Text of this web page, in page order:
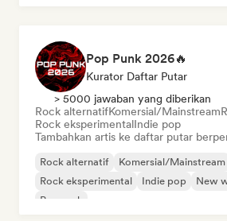
Pop Punk 2026🔥
Kurator Daftar Putar
> 5000 jawaban yang diberikan
Rock alternatifKomersial/Mainstream
Rock eksperimentalIndie pop
Tambahkan artis ke daftar putar
Rock alternatif Komersial/Mainstream
Rock eksperimental
Indie pop New
Pop rock